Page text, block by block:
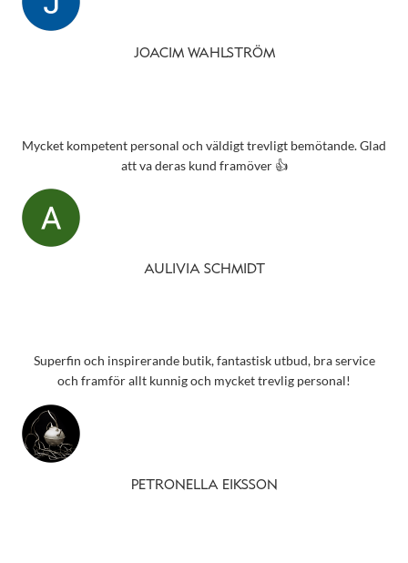
JOACIM WAHLSTRÖM
Mycket kompetent personal och väldigt trevligt bemötande. Glad
att va deras kund framöver 👍
AULIVIA SCHMIDT
Superfin och inspirerande butik, fantastisk utbud, bra service
och framför allt kunnig och mycket trevlig personal!
PETRONELLA EIKSSON